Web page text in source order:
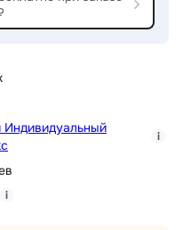
Индивидуальный
i
i